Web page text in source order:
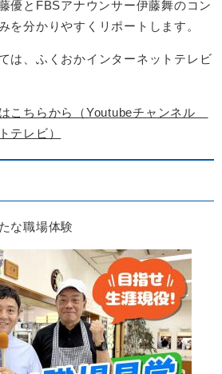
優とFBSアナウンサー伊藤舞のコン
を分かりやすくリポートします。
は、ふくおかインターネットテレビ
こちらから（Youtubeチャンネル
テレビ）
な職場体験